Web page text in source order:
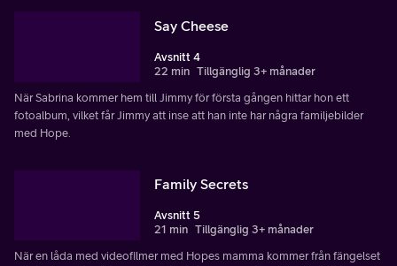
Say Cheese
Avsnitt 4
22 min Tillgänglig 3+ månader
När Sabrina kommer hem till Jimmy för första gången hittar hon ett
fotoalbum, vilket får Jimmy att inse att han inte har några familjebilder
med Hope.
Family Secrets
Avsnitt 5
21 min Tillgänglig 3+ månader
När en låda med videofilmer med Hopes mamma kommer från fängelset